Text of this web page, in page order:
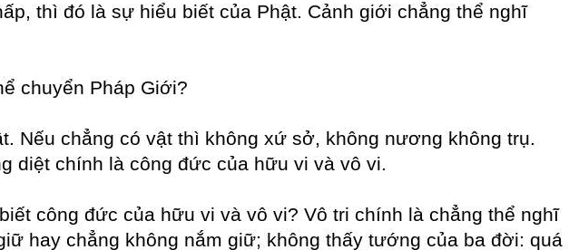
thì đó là sự hiểu biết của Phật. Cảnh giới chẳng thể nghĩ
chuyển Pháp Giới?
Nếu chẳng có vật thì không xứ sở, không nương không trụ.
diệt chính là công đức của hữu vi và vô vi.
công đức của hữu vi và vô vi? Vô tri chính là chẳng thể nghĩ
hay chẳng không nắm giữ; không thấy tướng của ba đời: quá